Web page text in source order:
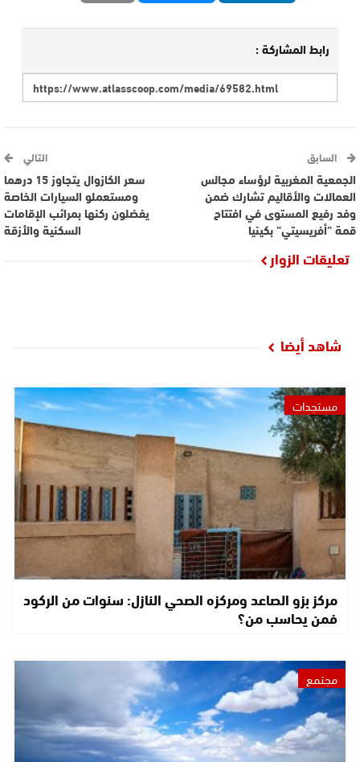
رابط المشاركة :
السابق
الجمعية المغربية لرؤساء مجالس
العمالات والأقاليم تشارك ضمن
وفد رفيع المستوى في افتتاح
قمة ”أفريسيتي” بكينيا
التالي
سعر الكازوال يتجاوز 15 درهما
ومستعملو السيارات الخاصة
يفضلون ركنها بمرائب الإقامات
السكنية والأزقة
تعليقات الزوار
شاهد أيضا
مستجدات
مركز بزو الصاعد ومركزه الصحي النازل: سنوات من الركود
فمن يحاسب من؟
مجتمع